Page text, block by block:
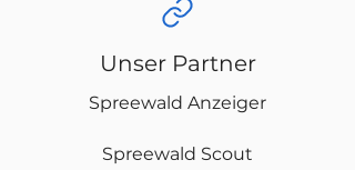
Unser Partner
Spreewald Anzeiger
Spreewald Scout